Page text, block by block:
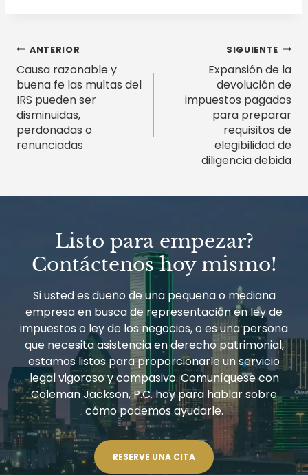
Navegación
de
entradas
ANTERIOR
Causa razonable y
buena fe las multas del
IRS pueden ser
disminuidas,
perdonadas o
renunciadas
SIGUIENTE
Expansión de la
devolución de
impuestos pagados
para preparar
requisitos de
elegibilidad de
diligencia debida
Listo para empezar?
Contáctenos hoy mismo!
Si usted es dueño de una pequeña o mediana
empresa en busca de representación en ley de
impuestos o ley de los negocios, o es una persona
que necesita asistencia en derecho patrimonial,
estamos listos para proporcionarle un servicio
legal vigoroso y compasivo. Comuníquese con
Coleman Jackson, P.C. hoy para hablar sobre
cómo podemos ayudarle.
RESERVE UNA CITA